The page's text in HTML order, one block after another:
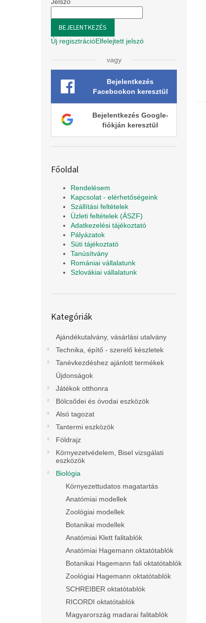
BEJELENTKEZÉS
Új regisztrációElfelejtett jelszó
vagy
Bejelentkezés
Facebookon keresztül
Bejelentkezés Google-
fiókján keresztül
Főoldal
Rendelésem
Kapcsolat - elérhetőségeink
Szállítási feltételek
Üzleti feltételek (ÁSZF)
Adatkezelési tájékoztató
Pályázatok
Süti tájékoztató
Tanúsítvány
Romániai vállalatunk
Szlovákiai vállalatunk
átugrása
Kategóriák
Ajándékutalvány, vásárlási utalvány
Technika, építő - szerelő készletek
Tanévkezdéshez ajánlott termékek
Újdonságok
Játékok otthonra
Bölcsődei és óvodai eszközök
Alsó tagozat
Tantermi eszközök
Földrajz
Környezetvédelem, Bisel vizsgálati
eszközök
Biológia
Környezettudatos magatartás
Anatómiai modellek
Zoológiai modellek
Botanikai modellek
Anatómiai Klett falitablók
Anatómiai Hagemann oktatótablók
Botanikai Hagemann fali oktatótablók
Zoológiai Hagemann oktatótablók
SCHREIBER oktatótablók
RICORDI oktatótablók
Magyarország madarai falitablók